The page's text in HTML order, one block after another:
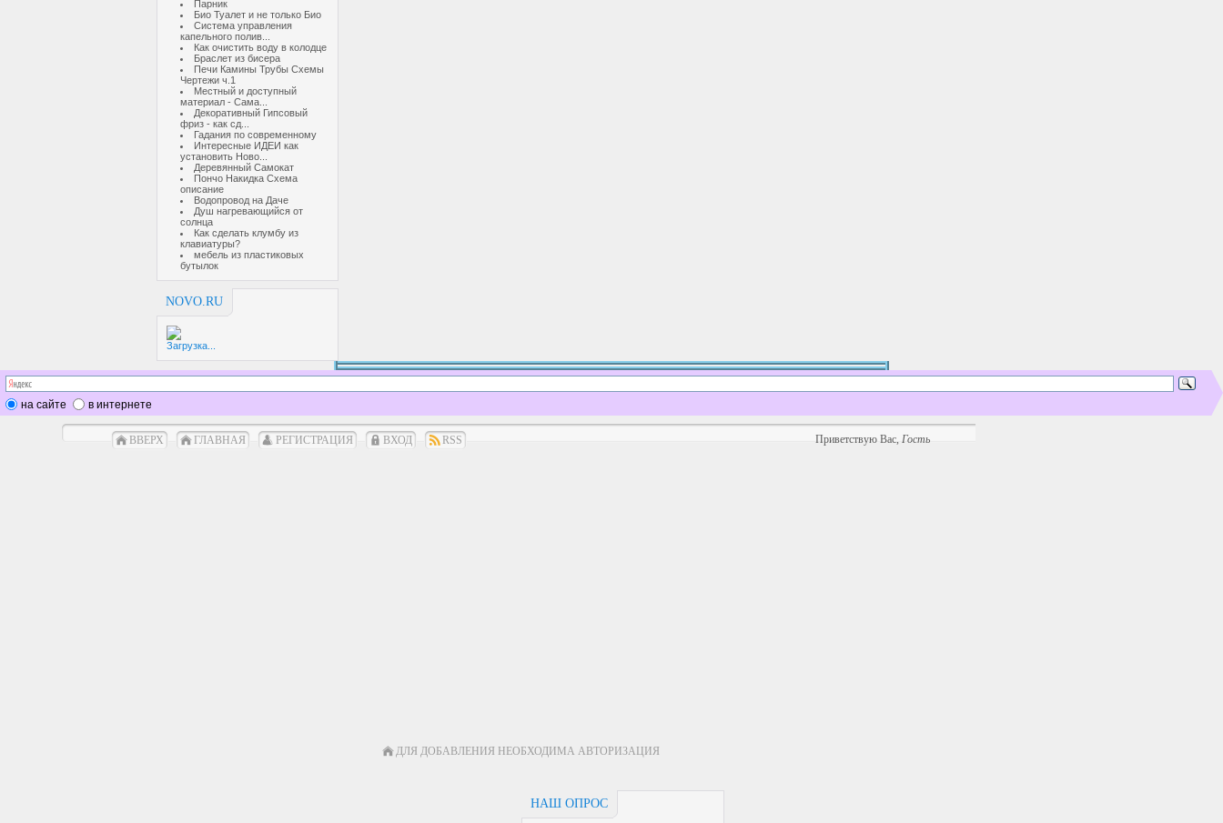
Парник
Био Туалет и не только Био
Система управления
капельного полив...
Как очистить воду в колодце
Браслет из бисера
Печи Камины Трубы Схемы
Чертежи ч.1
Местный и доступный
материал - Сама...
Декоративный Гипсовый
фриз - как сд...
Гадания по современному
Интересные ИДЕИ как
установить Ново...
Деревянный Самокат
Пончо Накидка Схема
описание
Водопровод на Даче
Душ нагревающийся от
солнца
Как сделать клумбу из
клавиатуры?
мебель из пластиковых
бутылок
NOVO.RU
Загрузка...
на сайте в интернете
ВВЕРХ ГЛАВНАЯ РЕГИСТРАЦИЯ ВХОД RSS Приветствую Вас,Гость
ДЛЯ ДОБАВЛЕНИЯ НЕОБХОДИМА АВТОРИЗАЦИЯ
НАШ ОПРОС